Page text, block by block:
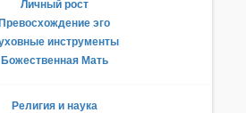
Личный рост
эго
инструменты
Божественная Мать
Религия и наука